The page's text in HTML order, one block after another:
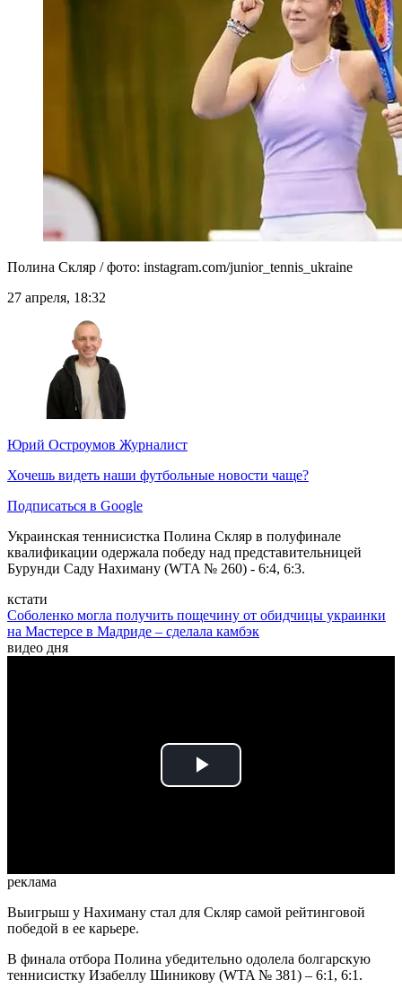
Полина Скляр / фото: instagram.com/junior_tennis_ukraine
27 апреля, 18:32
Юрий Остроумов Журналист
Хочешь видеть наши футбольные новости чаще?
Подписаться в Google
Украинская теннисистка Полина Скляр в полуфинале
квалификации одержала победу над представительницей
Бурунди Саду Нахиману (WTA № 260) - 6:4, 6:3.
кстати
Соболенко могла получить пощечину от обидчицы украинки
на Мастерсе в Мадриде – сделала камбэк
видео дня
Play
реклама
Выигрыш у Нахиману стал для Скляр самой рейтинговой
победой в ее карьере.
В финала отбора Полина убедительно одолела болгарскую
теннисистку Изабеллу Шиникову (WTA № 381) – 6:1, 6:1.